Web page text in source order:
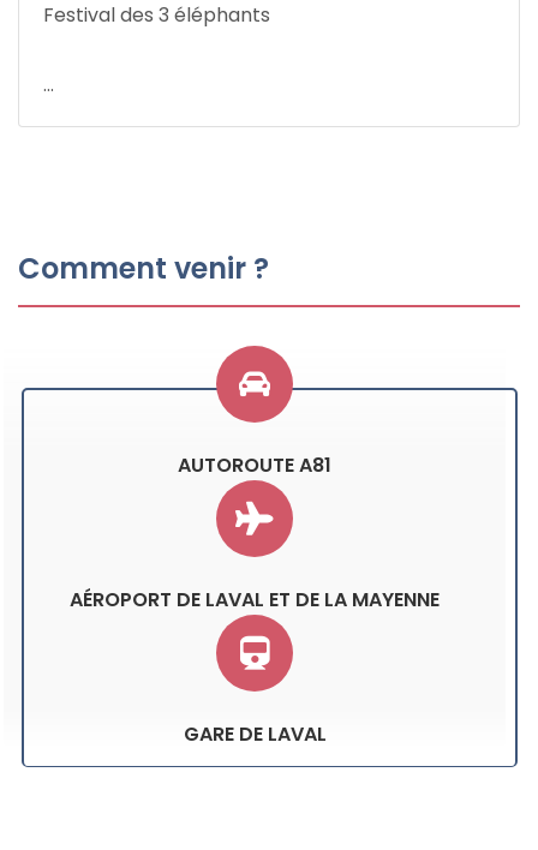
Festival des 3 éléphants
...
Comment venir ?
AUTOROUTE A81
AÉROPORT DE LAVAL ET DE LA MAYENNE
GARE DE LAVAL